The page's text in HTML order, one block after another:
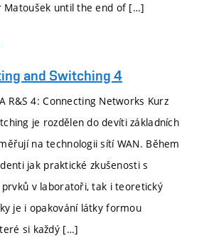
Matoušek until the end of […]
and Switching 4
R&S 4: Connecting Networks Kurz
je rozdělen do devíti základních
na technologii sítí WAN. Během
jak praktické zkušenosti s
v laboratoři, tak i teoretický
je i opakování látky formou
si každý […]